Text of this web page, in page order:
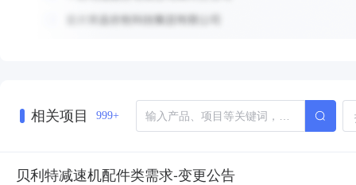
相关项目 999+
贝利特减速机配件类需求-变更公告